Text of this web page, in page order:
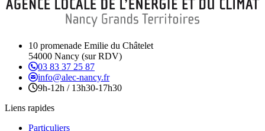
10 promenade Emilie du Châtelet
54000 Nancy (sur RDV)
03 83 37 25 87
info@alec-nancy.fr
9h-12h / 13h30-17h30
Liens rapides
Particuliers